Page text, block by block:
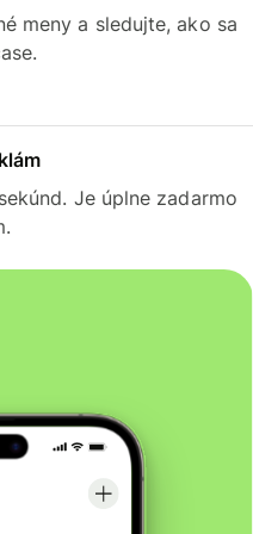
meny a sledujte, ako sa
Je úplne zadarmo